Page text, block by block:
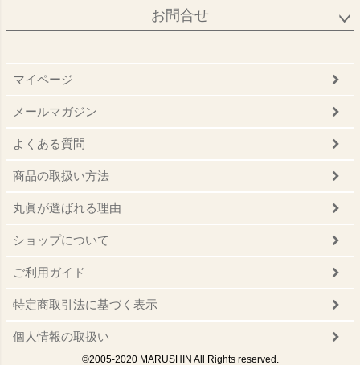
お問合せ
マイページ
メールマガジン
よくある質問
商品の取扱い方法
丸眞が選ばれる理由
ショップについて
ご利用ガイド
特定商取引法に基づく表示
個人情報の取扱い
©2005-2020 MARUSHIN All Rights reserved.